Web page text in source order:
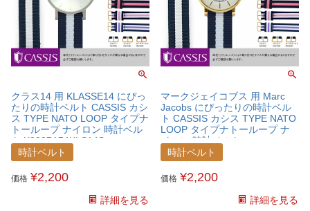
クラス14 用 KLASSE14 にぴっ
たりの時計ベルト CASSIS カシ
ス TYPE NATO LOOP タイプナ
トーループ ナイロン 時計ベル
ト X0037A74KLS14S
時計ベルト
価格 ¥2,200
詳細を見る
マークジェイコブス 用 Marc
Jacobs にぴったりの時計ベル
ト CASSIS カシス TYPE NATO
LOOP タイプナトーループ ナ
イロン 時計ベルト
X0037A74MCJG
時計ベルト
価格 ¥2,200
詳細を見る